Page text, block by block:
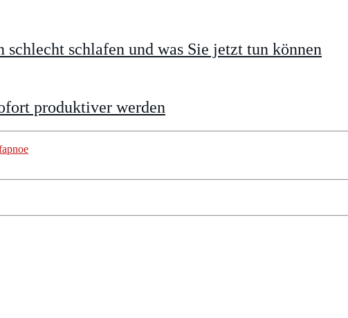
schlafen und was Sie jetzt tun können
produktiver werden